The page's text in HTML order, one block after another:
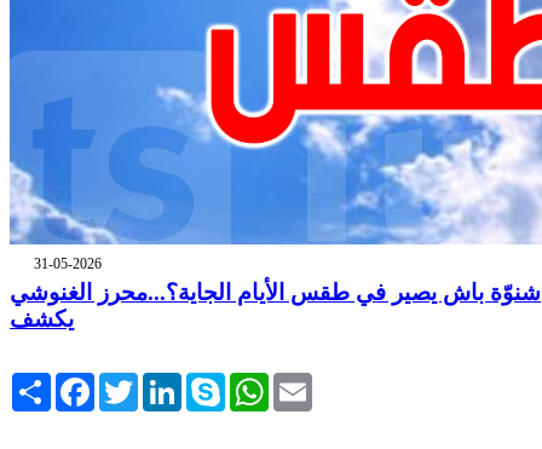
31-05-2026
شنوّة باش يصير في طقس الأيام الجاية؟...محرز الغنوشي
يكشف
Share FacebookTwitterLinkedInSkype WhatsApp